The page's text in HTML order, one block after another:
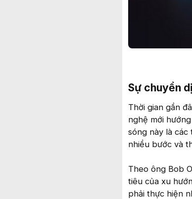
Sự chuyển
Thời gian gần
nghệ mới
sóng này là
nhiều bước và
Theo ông Bob
tiêu của xu
phải thực hiện